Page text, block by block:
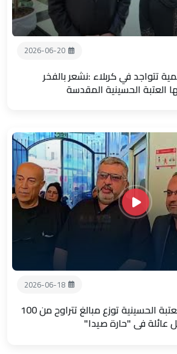
2026-06-20
تتواجد في كربلاء :نشعر بالفخر
العتبة الحسينية المقدسة
2026-06-18
شملت 250 عائلة: العتبة الحسينية توزع مبالغ تتراوح من 100